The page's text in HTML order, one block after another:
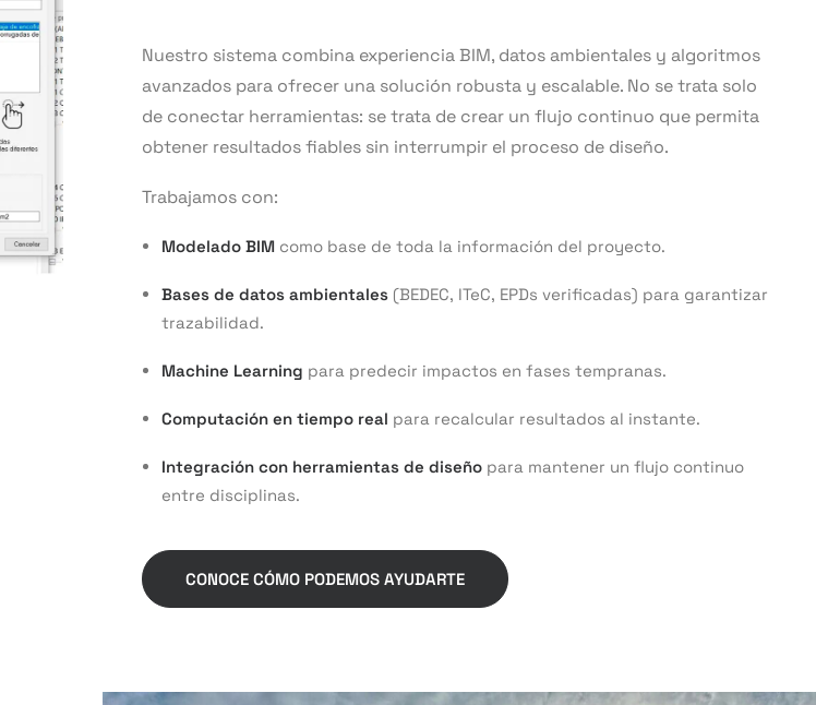
Nuestro sistema combina experiencia BIM, datos ambientales y algoritmos
avanzados para ofrecer una solución robusta y escalable. No se trata solo
de conectar herramientas: se trata de crear un flujo continuo que permita
obtener resultados fiables sin interrumpir el proceso de diseño.
Trabajamos con:
Modelado BIM como base de toda la información del proyecto.
Bases de datos ambientales (BEDEC, ITeC, EPDs verificadas) para garantizar
trazabilidad.
Machine Learning para predecir impactos en fases tempranas.
Computación en tiempo real para recalcular resultados al instante.
Integración con herramientas de diseño para mantener un flujo continuo
entre disciplinas.
CONOCE CÓMO PODEMOS AYUDARTE